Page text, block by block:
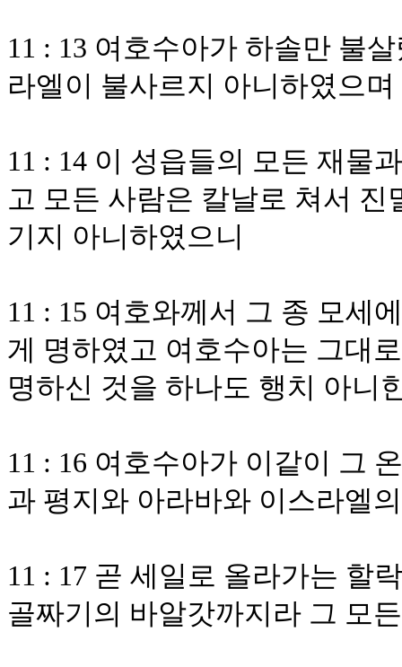
11 : 13 여호수아가 하솔만 불
라엘이 불사르지 아니하였으며
11 : 14 이 성읍들의 모든 재물
고 모든 사람은 칼날로 쳐서
기지 아니하였으니
11 : 15 여호와께서 그 종 모세
게 명하였고 여호수아는 그대
명하신 것을 하나도 행치 아니
11 : 16 여호수아가 이같이 그
과 평지와 아라바와 이스라엘
11 : 17 곧 세일로 올라가는 할
골짜기의 바알갓까지라 그 모